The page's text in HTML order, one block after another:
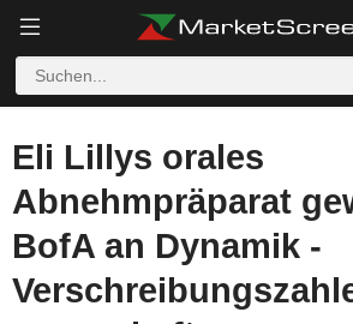
Eli Lillys orales
Abnehmpräparat
BofA an Dynamik -